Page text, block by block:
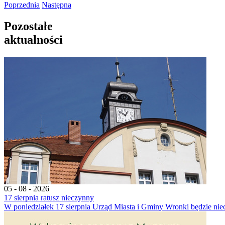
Poprzednia Następna
Pozostałe
aktualności
05 - 08 - 2026
17 sierpnia ratusz nieczynny
W poniedziałek 17 sierpnia Urząd Miasta i Gminy Wronki będzie